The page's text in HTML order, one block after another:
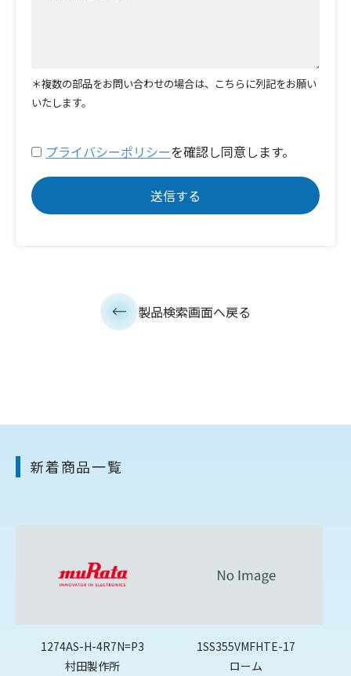
＊複数の部品をお問い合わせの場合は、こちらに列記をお願い
いたします。
プライバシーポリシーを確認し同意します。
製品検索画面へ戻る
新着商品一覧
1274AS-H-4R7N=P3
村田製作所
1SS355VMFHTE-17
ローム